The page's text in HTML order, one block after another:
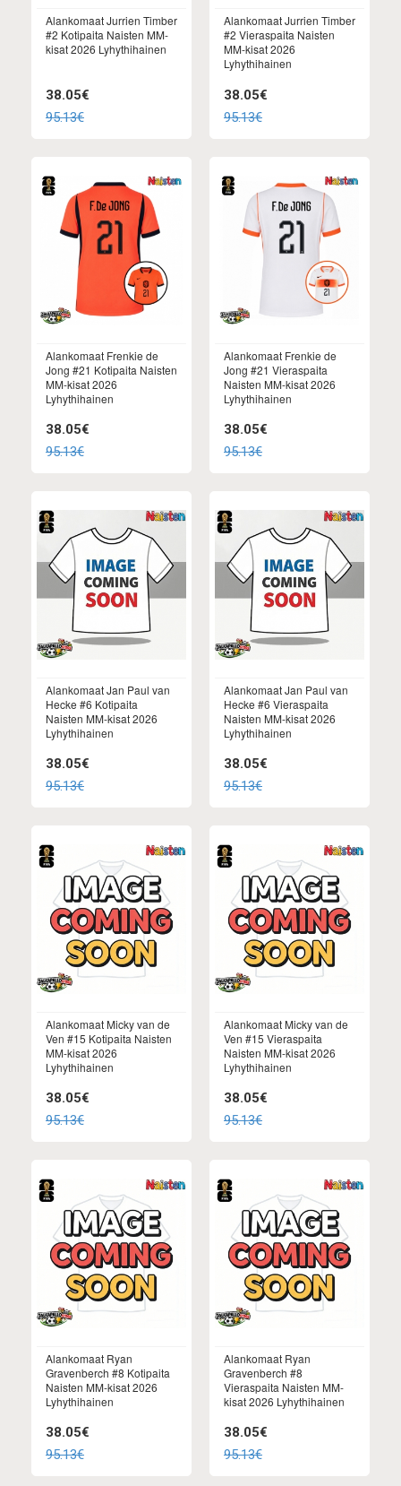
Alankomaat Jurrien Timber
#2 Kotipaita Naisten MM-
kisat 2026 Lyhythihainen
38.05€
95.13€
Alankomaat Jurrien Timber
#2 Vieraspaita Naisten
MM-kisat 2026
Lyhythihainen
38.05€
95.13€
Alankomaat Frenkie de
Jong #21 Kotipaita Naisten
MM-kisat 2026
Lyhythihainen
38.05€
95.13€
Alankomaat Frenkie de
Jong #21 Vieraspaita
Naisten MM-kisat 2026
Lyhythihainen
38.05€
95.13€
Alankomaat Jan Paul van
Hecke #6 Kotipaita
Naisten MM-kisat 2026
Lyhythihainen
38.05€
95.13€
Alankomaat Jan Paul van
Hecke #6 Vieraspaita
Naisten MM-kisat 2026
Lyhythihainen
38.05€
95.13€
Alankomaat Micky van de
Ven #15 Kotipaita Naisten
MM-kisat 2026
Lyhythihainen
38.05€
95.13€
Alankomaat Micky van de
Ven #15 Vieraspaita
Naisten MM-kisat 2026
Lyhythihainen
38.05€
95.13€
Alankomaat Ryan
Gravenberch #8 Kotipaita
Naisten MM-kisat 2026
Lyhythihainen
38.05€
95.13€
Alankomaat Ryan
Gravenberch #8
Vieraspaita Naisten MM-
kisat 2026 Lyhythihainen
38.05€
95.13€